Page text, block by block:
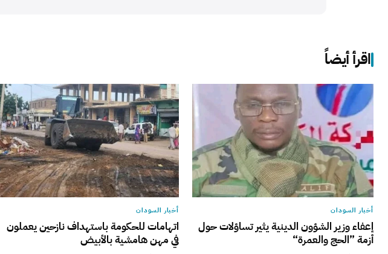
اقرأ أيضاً
أخبار السودان
إعفاء وزير الشؤون الدينية يثير تساؤلات حول
أزمة ”الحج والعمرة“
أخبار السودان
اتهامات للحكومة باستهداف نازحين يعملون
في مهن هامشية بالأبيض